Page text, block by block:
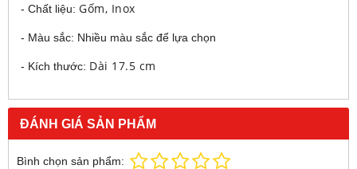
- Chất liệu: Gốm, Inox
- Màu sắc: Nhiều màu sắc để lựa chọn
- Kích thước: Dài 17.5 cm
ĐÁNH GIÁ SẢN PHẨM
Bình chọn sản phẩm: